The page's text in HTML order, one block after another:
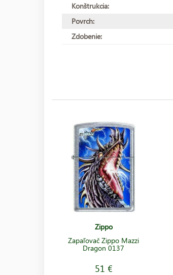
Konštrukcia:
Povrch:
Zdobenie:
Zippo
Zapaľovač Zippo Mazzi
Dragon 0137
51 €